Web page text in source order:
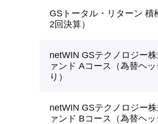
GSトータル・リターン 積
2回決算）
netWIN GSテクノロジー
ァンド Aコース（為替ヘッ
り）
netWIN GSテクノロジー
ァンド Bコース（為替ヘッ